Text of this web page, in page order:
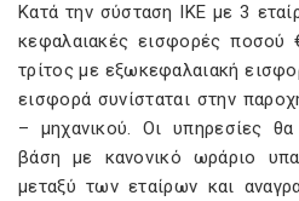
Κατά την σύσταση ΙΚΕ με 3
κεφαλαιακές εισφορές ποσού
τρίτος με εξωκεφαλαιακή
εισφορά συνίσταται στην
– μηχανικού. Οι υπηρεσίες
βάση με κανονικό ωράριο
μεταξύ των εταίρων και